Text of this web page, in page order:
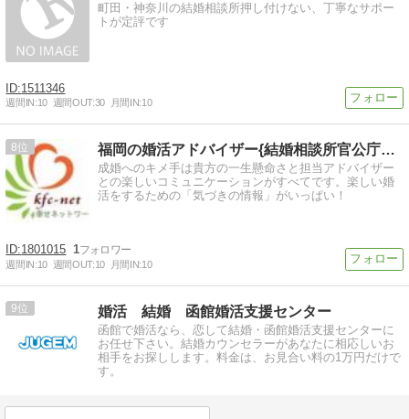
町田・神奈川の結婚相談所押し付けない、丁寧なサポー
トが定評です
1511346
週間IN:10 週間OUT:30 月間IN:10
8 福岡の婚活アドバイザー{結婚相談所官公庁ファミリークラブ}
成婚へのキメ手は貴方の一生懸命さと担当アドバイザー
との楽しいコミュニケーションがすべてです。楽しい婚
活をするための「気づきの情報」がいっぱい！
1801015 1
週間IN:10 週間OUT:10 月間IN:10
9 婚活 結婚 函館婚活支援センター
函館で婚活なら、恋して結婚・函館婚活支援センターに
お任せ下さい。結婚カウンセラーがあなたに相応しいお
相手をお探しします。料金は、お見合い料の1万円だけで
す。